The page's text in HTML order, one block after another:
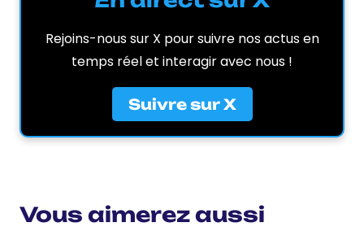
Rejoins-nous sur X pour suivre nos actus en
temps réel et interagir avec nous !
Suivre sur X
Vous aimerez aussi